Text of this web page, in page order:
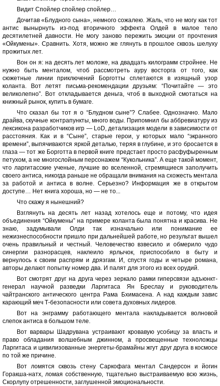
Видит Спойлер спойлер спойлер…
Дочитав «Блудного сына», немного сожалею. Жаль, что не могу как тот
антис вынырнуть из-под вторичного эффекта Олдей в малое тело
десятилетней давности. Не могу заново пережить эмоции от прочтения
«Ойкумены». Сравнить. Хотя, можно же глянуть в прошлое сквозь шелуху
прожитых лет.
Вон он я: на десять лет моложе, на двадцать килограмм стройнее. Не
нужно быть менталом, чтоб рассмотреть ауру восторга от того, как
сюжетные линии приключений Борготты сплетаются в изящный узор
коланта. Вот летят письма-рекомендации друзьям: “Почитайте — это
великолепно”. Вот откладывается деньга, чтоб в выходной смотаться на
книжный рынок, купить в бумаге.
Что сказал бы тот я о “Блудном сыне”? Слабее. Однозначно. Мало
драйва, скучные контрапункты, много воды. Припомнил бы аббревиатуру из
лексикона разработчиков игр — LoD, детализация модели в зависимости от
расстояния. Как и в “Сыне”, старые герои, у которых мало “экранного
времени”, выпячиваются яркой деталью, теряя в глубине, и это бросается в
глаза — тот же Борготта в первой книге предстает просто расфуфыренным
петухом, а не многослойным персонажем “Кукольника”. А еще такой момент,
что ларгитасские ученые, лучшие во вселенной, стремящиеся заполучить
своего антиса, никогда раньше не обращали внимания на схожесть ментала
за работой и антиса в волне. Серьезно? Информация же в открытом
доступе… Нет книга хороша, но — не то...
Что скажу я нынешний?
Взглянуть на десять лет назад хотелось еще и потому, что идея
объединения “Ойкумены” на примере коланта была понятна и красива. Не
знаю, задумывали Олди так изначально или понимание ее
нежизнеспособности пришло при дальнейшей работе, но результат вышел
очень правильный и честный. Человечество взвесило и обмерило чудо
синергии разнорасцев, наклеило ярлычок, приспособило в быту и
вернулось к своим распрям и дрязгам. И, спустя годы и четыре романа,
авторы делают попытку номер два. И палят для этого из всех орудий.
Вот смотрят друг на друга через зеркало рамки гиперсвязи адъюнкт-
генерал научной разведки Ларгитаса Ян Бреслау и руководитель
чайтранского антического центра Рама Бхимасена. А над каждым завис
карающий меч Т-безопасности или совета духовных лидеров.
Вот на энграмму работающего ментала накладывается волновой
слепок антиса в большом теле.
Вот варвары Шадрувана устраивают кровавую усобицу за власть и
право обладания волшебным джинном, а просвещенные техноложцы
Ларгитаса и цивилизованные энергеты-брамайны жгут друг друга в космосе
по той же причине.
Вот ломятся сквозь стену Саркофага ментал Сандерсон и йогин
Горакша-натх, ломая собственную, тщательно выстраиваемую всю жизнь,
Скорлупу отрешенности, заглушенной эмоциональности.